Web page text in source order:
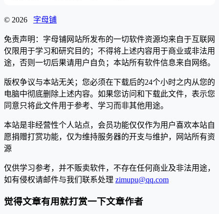
© 2026 字母铺
免责声明：字母铺网站所发布的一切软件资源均来自于互联网
仅限用于学习和研究目的；不得将上述内容用于商业或非法用
途，否则一切后果请用户自负；本站所有软件信息来自网络。
版权争议与本站无关；您必须在下载后的24个小时之内从您的
电脑中彻底删除上述内容。如果您访问和下载此文件，表示您
同意只将此文件用于参考、学习而非其他用途。
本站是非经营性个人站点，会员功能仅仅作为用户喜欢本站自
愿捐赠打赏功能，仅为维持服务器的开支与维护，网站所有资
源
仅供学习参考，并不贩卖软件，不存在任何商业及非法用途，
如有侵权请邮件与我们联系处理 zimupu@qq.com
觉得文章有用就打赏一下文章作者